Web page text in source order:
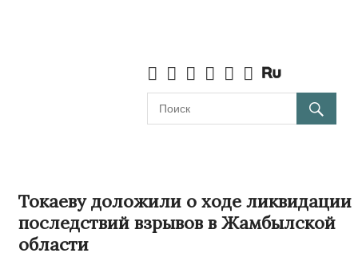
Токаеву доложили о ходе ликвидации
последствий взрывов в Жамбылской
области